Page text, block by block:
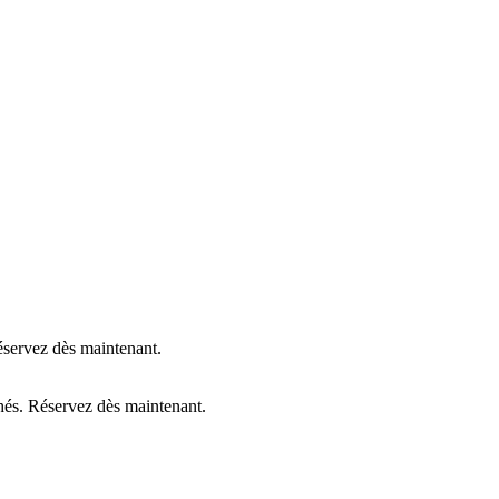
dès maintenant.
Réservez dès maintenant.